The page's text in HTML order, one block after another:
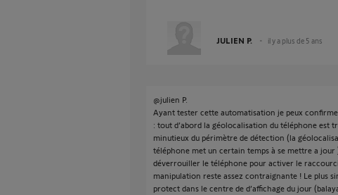
JULIEN P. il y a plus de 5 ans
@julien P.
Ayant tester cette automatisation je peux
: tout d’abord la géolocalisation du téléphone est
minutieux du périmètre de détection (la
téléphone met un certain temps à se mettre a jour
déverrouiller le téléphone pour activer le
manipulation reste assez contraignante ! Le plus
protect dans le centre de d’affichage du jour